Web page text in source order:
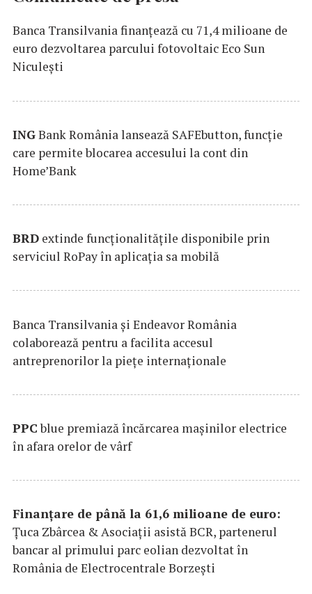
Banca Transilvania finanțează cu 71,4 milioane de
euro dezvoltarea parcului fotovoltaic Eco Sun
Niculești
INGBank România lansează SAFEbutton, funcţie
care permite blocarea accesului la cont din
Home’Bank
BRD extinde funcţionalităţile disponibile prin
serviciul RoPay în aplicaţia sa mobilă
Banca Transilvania şi Endeavor România
colaborează pentru a facilita accesul
antreprenorilor la pieţe internaţionale
PPCblue premiază încărcarea maşinilor electrice
în afara orelor de vârf
Finanțare de până la 61,6 milioane de euro:
Țuca Zbârcea & Asociații asistă BCR, partenerul
bancar al primului parc eolian dezvoltat în
România de Electrocentrale Borzești